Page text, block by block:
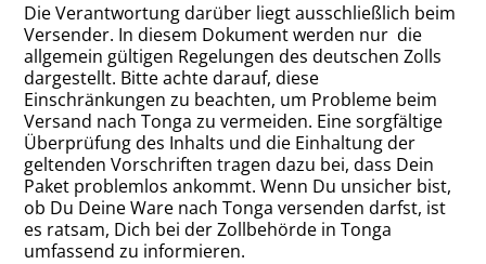
Die Verantwortung darüber liegt ausschließlich beim
Versender. In diesem Dokument werden nur die
allgemein gültigen Regelungen des deutschen Zolls
dargestellt. Bitte achte darauf, diese
Einschränkungen zu beachten, um Probleme beim
Versand nach Tonga zu vermeiden. Eine sorgfältige
Überprüfung des Inhalts und die Einhaltung der
geltenden Vorschriften tragen dazu bei, dass Dein
Paket problemlos ankommt. Wenn Du unsicher bist,
ob Du Deine Ware nach Tonga versenden darfst, ist
es ratsam, Dich bei der Zollbehörde in Tonga
umfassend zu informieren.